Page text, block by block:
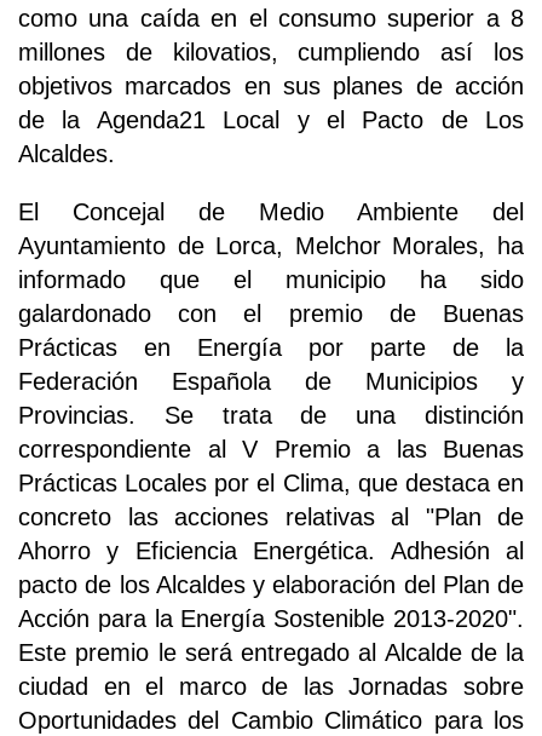
como una caída en el consumo superior a 8
millones de kilovatios, cumpliendo así los
objetivos marcados en sus planes de acción
de la Agenda21 Local y el Pacto de Los
Alcaldes.
El Concejal de Medio Ambiente del
Ayuntamiento de Lorca, Melchor Morales, ha
informado que el municipio ha sido
galardonado con el premio de Buenas
Prácticas en Energía por parte de la
Federación Española de Municipios y
Provincias. Se trata de una distinción
correspondiente al V Premio a las Buenas
Prácticas Locales por el Clima, que destaca en
concreto las acciones relativas al "Plan de
Ahorro y Eficiencia Energética. Adhesión al
pacto de los Alcaldes y elaboración del Plan de
Acción para la Energía Sostenible 2013-2020".
Este premio le será entregado al Alcalde de la
ciudad en el marco de las Jornadas sobre
Oportunidades del Cambio Climático para los